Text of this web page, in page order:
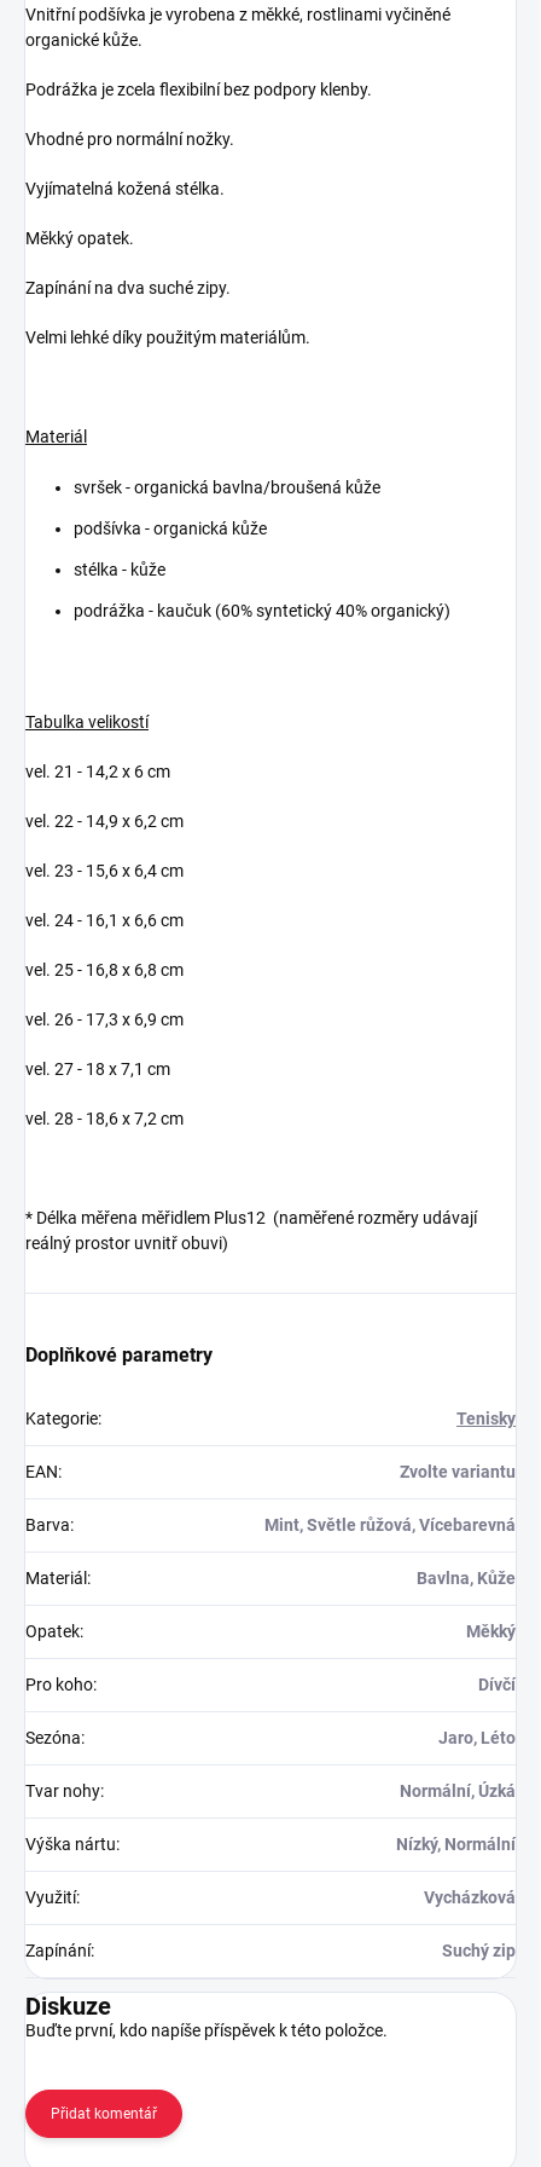
Vnitřní podšívka je vyrobena z měkké, rostlinami vyčiněné
organické kůže.
Podrážka je zcela flexibilní bez podpory klenby.
Vhodné pro normální nožky.
Vyjímatelná kožená stélka.
Měkký opatek.
Zapínání na dva suché zipy.
Velmi lehké díky použitým materiálům.
Materiál
svršek - organická bavlna/broušená kůže
podšívka - organická kůže
stélka - kůže
podrážka - kaučuk (60% syntetický 40% organický)
Tabulka velikostí
vel. 21 - 14,2 x 6 cm
vel. 22 - 14,9 x 6,2 cm
vel. 23 - 15,6 x 6,4 cm
vel. 24 - 16,1 x 6,6 cm
vel. 25 - 16,8 x 6,8 cm
vel. 26 - 17,3 x 6,9 cm
vel. 27 - 18 x 7,1 cm
vel. 28 - 18,6 x 7,2 cm
* Délka měřena měřidlem Plus12 (naměřené rozměry udávají
reálný prostor uvnitř obuvi)
Doplňkové parametry
Kategorie: Tenisky
EAN: Zvolte variantu
Barva: Mint, Světle růžová, Vícebarevná
Materiál : Bavlna, Kůže
Opatek: Měkký
Pro koho: Dívčí
Sezóna: Jaro, Léto
Tvar nohy: Normální, Úzká
Výška nártu: Nízký, Normální
Využití: Vycházková
Zapínání: Suchý zip
Diskuze
Buďte první, kdo napíše příspěvek k této položce.
Přidat komentář